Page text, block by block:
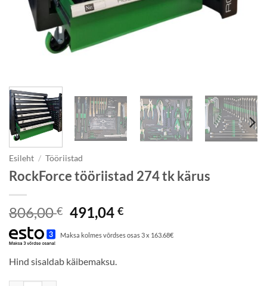
Esileht / Tööriistad
RockForce tööriistad 274 tk kärus
806,00€ Algne
hind
oli:
806,00 €.
491,04€Praegune
on:
Maksa kolmes võrdses osas 3 x 163.68€
Hind sisaldab käibemaksu.